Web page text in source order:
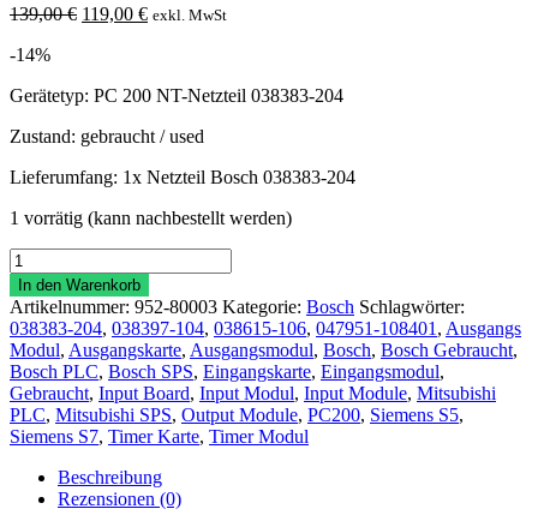
139,00€ Ursprünglicher
119,00 €Aktueller
exkl. MwSt
-14%
Gerätetyp: PC 200 NT-Netzteil 038383-204
Zustand: gebraucht / used
Lieferumfang: 1x Netzteil Bosch 038383-204
1 vorrätig (kann nachbestellt werden)
Bosch
PC
200
230V/5V
Netzteil
038383-
204
Menge
In den Warenkorb
Artikelnummer: 952-80003 Kategorie: Bosch Schlagwörter:
038383-204, 038397-104, 038615-106, 047951-108401 , Ausgangs
Modul, Ausgangskarte, Ausgangsmodul, Bosch, Bosch Gebraucht,
Bosch PLC, Bosch SPS, Eingangskarte, Eingangsmodul,
Gebraucht, Input Board, Input Modul, Input Module, Mitsubishi
PLC, Mitsubishi SPS, Output Module, PC200, Siemens S5,
Siemens S7, Timer Karte, Timer Modul
Beschreibung
Rezensionen (0)